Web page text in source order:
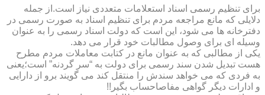
برای تنظیم رسمی اسناد استعلامات متعددی نیاز است.از جمله
دلایلی که مانع مراجعه مردم برای تنظیم اسناد به صورت رسمی در
دفترخانه ها می شود، این است که دولت اسناد رسمی را به عنوان
وسیله ای برای وصول مطالبات خود قرار می دهد.
یکی از مطالبی که به عنوان مانع در کتابت معاملات مردم مطرح
هست تبدیل شدن سند رسمی برای دولت به “سر گردنه” است؛یعنی
به فردی که می خواهد سندش را منتقل کند می گویند برو از دارایی
و ادارات دیگر گواهی مفاصاحساب بگیر!!